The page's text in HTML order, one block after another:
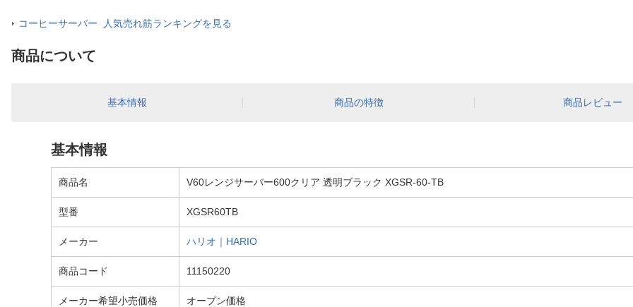
コーヒーサーバー 人気売れ筋ランキングを見る
商品について
基本情報 商品の特徴 商品レビュー
基本情報
商品名 V60レンジサーバー600クリア 透明ブラック XGSR-60-TB
型番 XGSR60TB
メーカー ハリオ｜HARIO
商品コード 11150220
メーカー希望小売価格 オープン価格